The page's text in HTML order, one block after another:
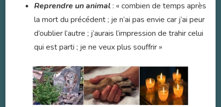
Reprendre un animal: « combien de temps après
la mort du précédent ; je n’ai pas envie car j’ai peur
d’oublier l’autre ; j’aurais l’impression de trahir celui
qui est parti ; je ne veux plus souffrir »